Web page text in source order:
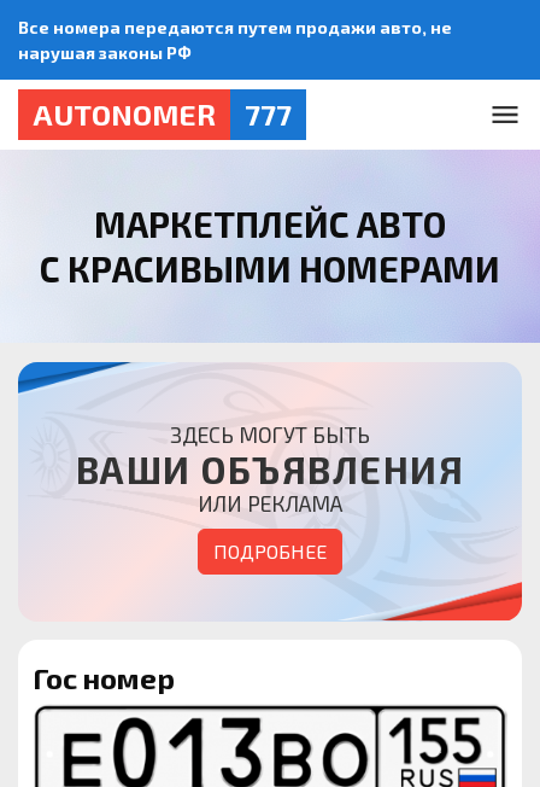
Все номера передаются путем продажи авто, не
нарушая законы РФ
AUTONOMER 777
МАРКЕТПЛЕЙС АВТО
С КРАСИВЫМИ НОМЕРАМИ
ЗДЕСЬ МОГУТ БЫТЬ
ВАШИ ОБЪЯВЛЕНИЯ
ИЛИ РЕКЛАМА
ПОДРОБНЕЕ
Гос номер